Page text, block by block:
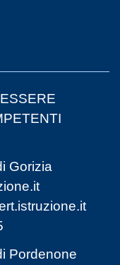
Gorizia
Pordenone